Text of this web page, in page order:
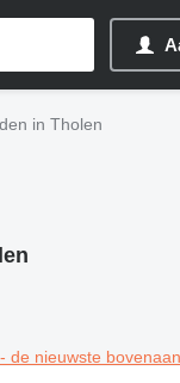
in Tholen
de nieuwste bovenaan